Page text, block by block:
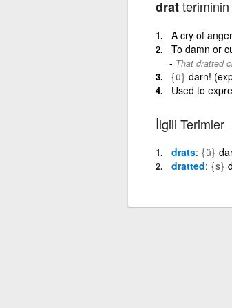
dratteriminin
A cry of
To damn or
That dratted
{ü} darn!
Used to
İlgili Terimler
drats {ü}
dratted {s}